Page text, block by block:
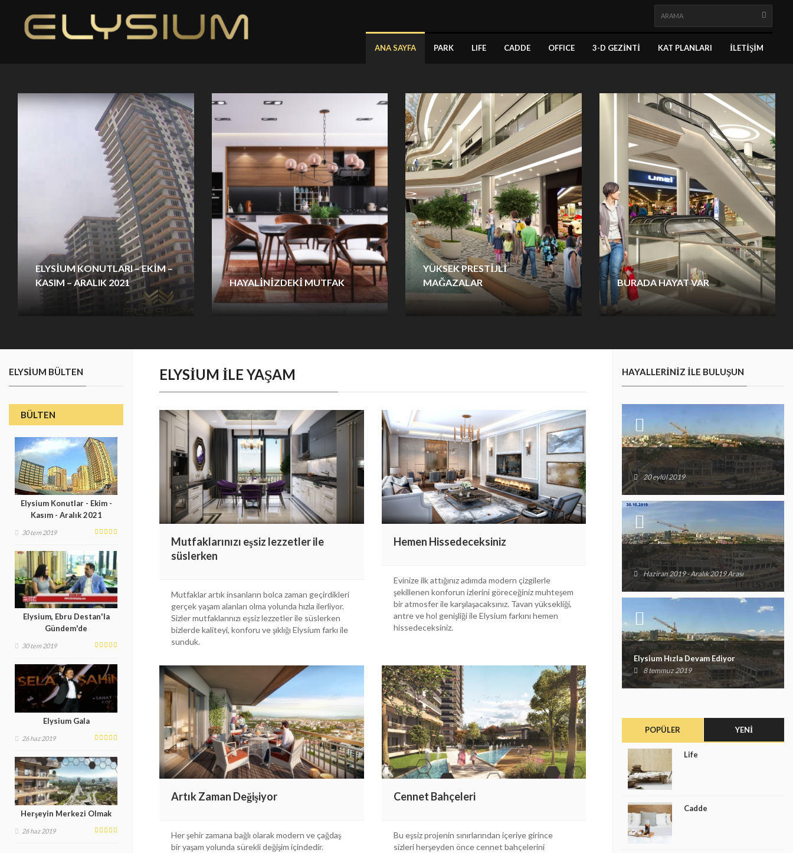
ANA SAYFA PARK LIFE CADDE OFFICE 3-D GEZINTI KAT PLANLARI İLETIŞIM
ELYSIUM KONUTLARI – EKIM –
KASIM – ARALIK 2021
Elysium konutları ekim, kasım, aralık
HAYALINIZDEKI MUTFAK
Az enerjiyle çok iş yapabilme prensibi
kriterlerdendir.
YÜKSEK PRESTIJLI
MAĞAZALAR
112 adet yüksek prestijli marka
BURADA HAYAT VAR
Gecesi ile ayrı gündüzü ile ayrı bir
şehrin buluşma noktasındayız.
ELYSIUM BÜLTEN
BÜLTEN
Elysium Konutlar - Ekim -
Kasım - Aralık 2021
30 tem 2019
Elysium, Ebru Destan'la
Gündem'de
30 tem 2019
Elysium Gala
26 haz 2019
Herşeyin Merkezi Olmak
26 haz 2019
HAYALLERINIZ ILE BULUŞUN
Elysium Alışveriş Merkezi - Eylül 2019
20 eylül 2019
Elysium Alışveriş Kompleksi
Haziran 2019 - Aralık 2019 Arası
Elysium Hızla Devam Ediyor
8 temmuz 2019
POPÜLER YENI
Life
Cadde
ELYSIUM ILE YAŞAM
Mutfaklarınızı eşsiz lezzetler ile
süslerken
Mutfaklar artık insanların bolca zaman geçirdikleri
gerçek yaşam alanları olma yolunda hızla ilerliyor.
Sizler mutfaklarınızı eşsiz lezzetler ile süslerken
bizlerde kaliteyi, konforu ve şıklığı Elysium farkı ile
sunduk.
Hemen Hissedeceksiniz
Evinize ilk attığınız adımda modern çizgilerle
şekillenen konforun izlerini göreceğiniz muhteşem
bir atmosfer ile karşılaşacaksınız. Tavan yüksekliği,
antre ve hol genişliği ile Elysium farkını hemen
hissedeceksiniz.
Artık Zaman Değişiyor
Her şehir zamana bağlı olarak modern ve çağdaş
bir yaşam yolunda sürekli değişim içindedir.
Cennet Bahçeleri
Bu eşsiz projenin sınırlarından içeriye girince
sizleri herşeyden önce cennet bahçelerini